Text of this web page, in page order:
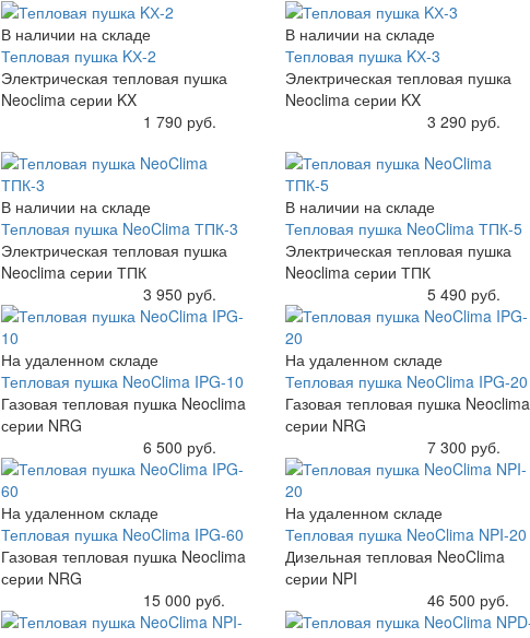
В наличии на складе
Тепловая пушка KХ-2
Электрическая тепловая пушка
Neoclima серии KX
1 790 руб.
В наличии на складе
Тепловая пушка KХ-3
Электрическая тепловая пушка
Neoclima серии KX
3 290 руб.
В наличии на складе
Тепловая пушка NeoClima ТПК-3
Электрическая тепловая пушка
Neoclima серии ТПК
3 950 руб.
В наличии на складе
Тепловая пушка NeoClima ТПК-5
Электрическая тепловая пушка
Neoclima серии ТПК
5 490 руб.
На удаленном складе
Тепловая пушка NeoClima IPG-10
Газовая тепловая пушка Neoclima
серии NRG
6 500 руб.
На удаленном складе
Тепловая пушка NeoClima IPG-20
Газовая тепловая пушка Neoclima
серии NRG
7 300 руб.
На удаленном складе
Тепловая пушка NeoClima IPG-60
Газовая тепловая пушка Neoclima
серии NRG
15 000 руб.
На удаленном складе
Тепловая пушка NeoClima NPI-20
Дизельная тепловая NeoClima
серии NPI
46 500 руб.